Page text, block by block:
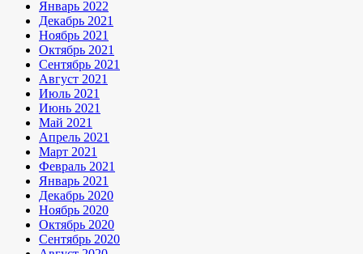
Январь 2022
Декабрь 2021
Ноябрь 2021
Октябрь 2021
Сентябрь 2021
Август 2021
Июль 2021
Июнь 2021
Май 2021
Апрель 2021
Март 2021
Февраль 2021
Январь 2021
Декабрь 2020
Ноябрь 2020
Октябрь 2020
Сентябрь 2020